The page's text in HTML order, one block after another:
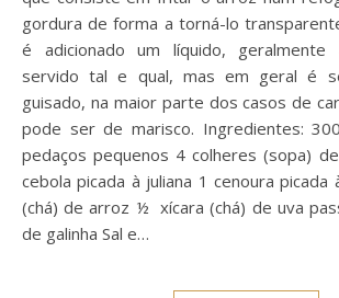
gordura de forma a torná-lo
é adicionado um líquido,
servido tal e qual, mas em geral é
guisado, na maior parte dos casos de
pode ser de marisco. Ingredientes:
pedaços pequenos 4 colheres (sopa)
cebola picada à juliana 1 cenoura picada
(chá) de arroz ½ xícara (chá) de uva
de galinha Sal e…